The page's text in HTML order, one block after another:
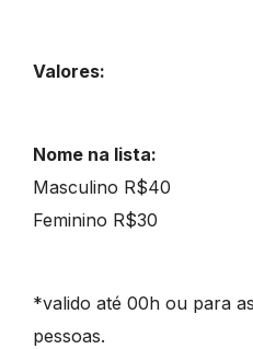
Valores:
Nome na lista:
Masculino R$40
Feminino R$30
*valido até 00h ou para
pessoas.